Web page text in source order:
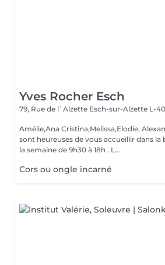
Yves Rocher Esch
79, Rue de l`Alzette Esch-sur-Alzette L-
Amélie,Ana Cristina,Melissa,Elodie,
sont heureuses de vous accueillir dans
la semaine de 9h30 à 18h . L...
Cors ou ongle incarné